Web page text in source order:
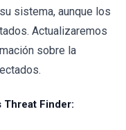
sistema, aunque los
Actualizaremos
sobre la
Threat Finder: